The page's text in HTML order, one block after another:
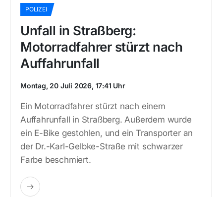
POLIZEI
Unfall in Straßberg:
Motorradfahrer stürzt nach
Auffahrunfall
Montag, 20 Juli 2026, 17:41 Uhr
Ein Motorradfahrer stürzt nach einem
Auffahrunfall in Straßberg. Außerdem wurde
ein E-Bike gestohlen, und ein Transporter an
der Dr.-Karl-Gelbke-Straße mit schwarzer
Farbe beschmiert.